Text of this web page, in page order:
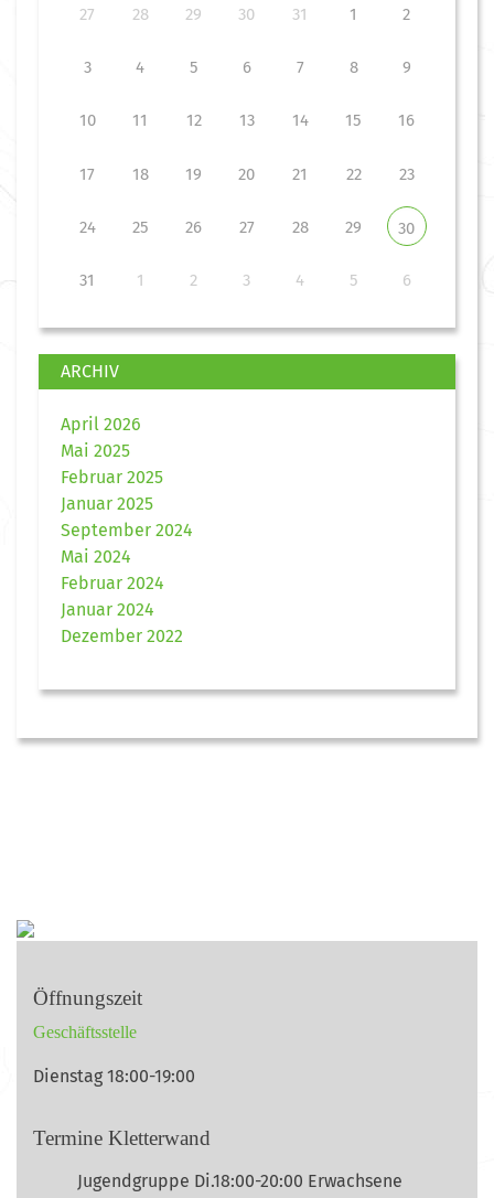
27 28 29 30 31 1 2
3 4 5 6 7 8 9
10 11 12 13 14 15 16
17 18 19 20 21 22 23
24 25 26 27 28 29 30
31 1 2 3 4 5 6
ARCHIV
April 2026
Mai 2025
Februar 2025
Januar 2025
September 2024
Mai 2024
Februar 2024
Januar 2024
Dezember 2022
Öffnungszeit
Geschäftsstelle
Dienstag 18:00-19:00
Termine Kletterwand
Jugendgruppe Di.18:00-20:00 Erwachsene